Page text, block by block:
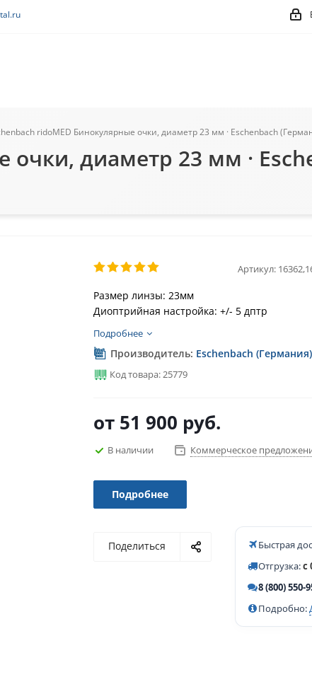
ridoMED Бинокулярные очки, диаметр 23 мм · Eschenbach
очки, диаметр 23 мм ·
Артикул:
Размер линзы: 23мм
Диоптрийная настройка: +/- 5 дптр
Подробнее
Производитель: Eschenbach (Германия)
Код товара: 25779
от 51 900 руб.
В наличии Коммерческое
Подробнее
Поделиться
Быстрая
Отгрузка:с
8 (800) 550-
Подробно: